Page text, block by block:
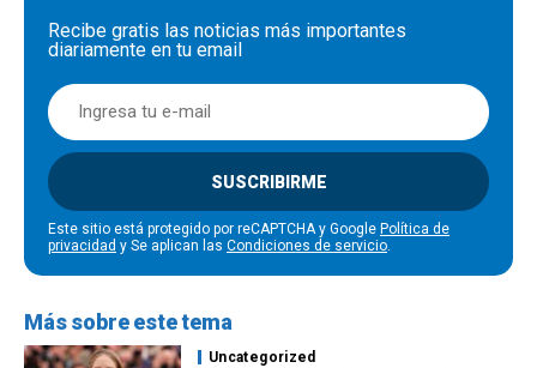
Recibe gratis las noticias más importantes
diariamente en tu email
SUSCRIBIRME
Este sitio está protegido por reCAPTCHA y Google Política de
privacidad y Se aplican las Condiciones de servicio.
Más sobre este tema
Uncategorized